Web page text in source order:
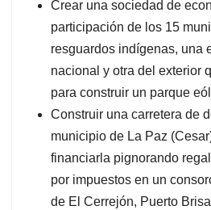
Crear una sociedad de
participación de los 15
resguardos indígenas, una
nacional y otra del exterior
para construir un parque
Construir una carretera de
municipio de La Paz
financiarla pignorando
por impuestos en un
de El Cerrejón, Puerto